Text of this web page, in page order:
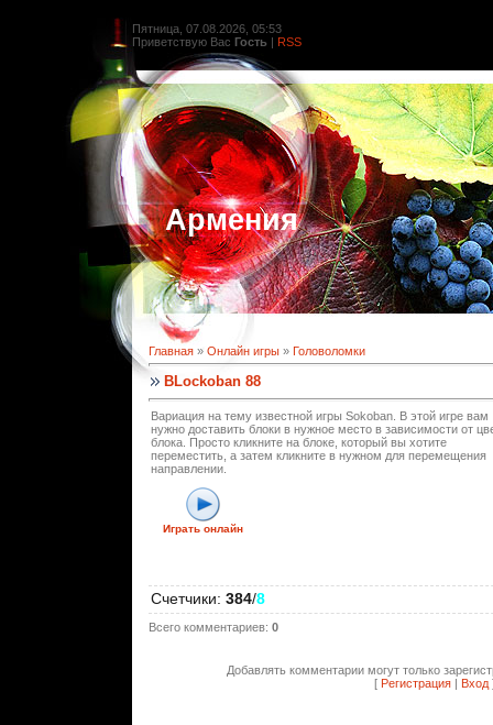
Пятница, 07.08.2026, 05:53
Приветствую Вас Гость | RSS
Армения
Главная » Онлайн игры » Головоломки
BLockoban 88
Вариация на тему известной игры Sokoban. В этой игре вам
нужно доставить блоки в нужное место в зависимости от
блока. Просто кликните на блоке, который вы хотите
переместить, а затем кликните в нужном для перемещения
направлении.
Играть онлайн
Счетчики: 384/8
Всего комментариев: 0
Добавлять комментарии могут только
[ Регистрация Вход